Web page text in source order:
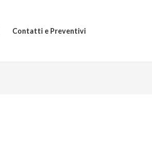
Contatti e Preventivi